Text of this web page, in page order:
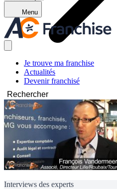
Menu
Je trouve ma franchise
Actualités
Devenir franchisé
Rechercher
Interviews des experts